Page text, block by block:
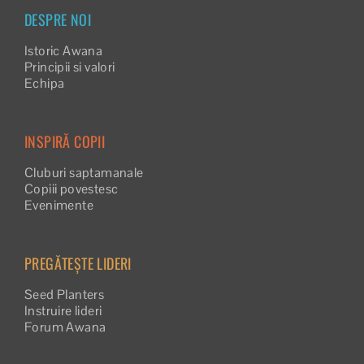
DESPRE NOI
Istoric Awana
Principii si valori
Echipa
INSPIRĂ COPII
Cluburi saptamanale
Copiii povestesc
Evenimente
PREGĂTEȘTE LIDERI
Seed Planters
Instruire lideri
Forum Awana